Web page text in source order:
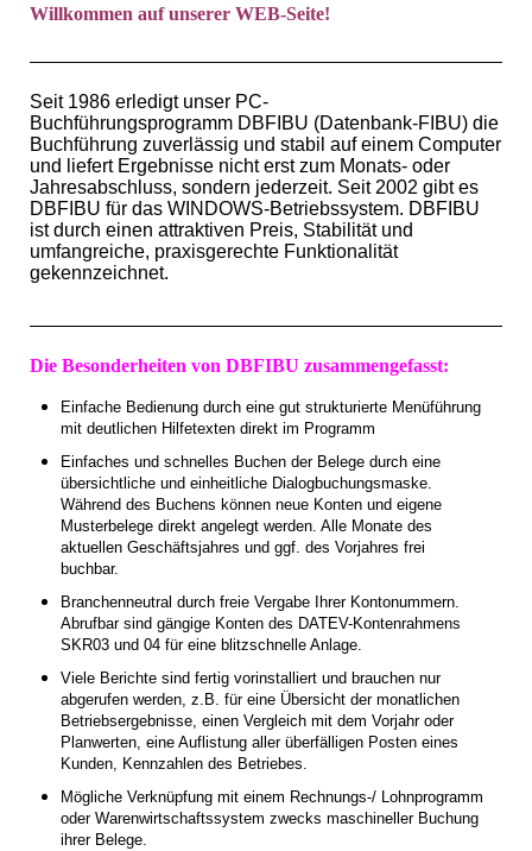
Willkommen auf unserer WEB-Seite!
Seit 1986 erledigt unser PC-
Buchführungsprogramm DBFIBU (Datenbank-FIBU) die
Buchführung zuverlässig und stabil auf einem Computer
und liefert Ergebnisse nicht erst zum Monats- oder
Jahresabschluss, sondern jederzeit. Seit 2002 gibt es
DBFIBU für das WINDOWS-Betriebssystem. DBFIBU
ist durch einen attraktiven Preis, Stabilität und
umfangreiche, praxisgerechte Funktionalität
gekennzeichnet.
Die Besonderheiten von DBFIBU zusammengefasst:
Einfache Bedienung durch eine gut strukturierte Menüführung
mit deutlichen Hilfetexten direkt im Programm
Einfaches und schnelles Buchen der Belege durch eine
übersichtliche und einheitliche Dialogbuchungsmaske.
Während des Buchens können neue Konten und eigene
Musterbelege direkt angelegt werden. Alle Monate des
aktuellen Geschäftsjahres und ggf. des Vorjahres frei
buchbar.
Branchenneutral durch freie Vergabe Ihrer Kontonummern.
Abrufbar sind gängige Konten des DATEV-Kontenrahmens
SKR03 und 04 für eine blitzschnelle Anlage.
Viele Berichte sind fertig vorinstalliert und brauchen nur
abgerufen werden, z.B. für eine Übersicht der monatlichen
Betriebsergebnisse, einen Vergleich mit dem Vorjahr oder
Planwerten, eine Auflistung aller überfälligen Posten eines
Kunden, Kennzahlen des Betriebes.
Mögliche Verknüpfung mit einem Rechnungs-/ Lohnprogramm
oder Warenwirtschaftssystem zwecks maschineller Buchung
ihrer Belege.